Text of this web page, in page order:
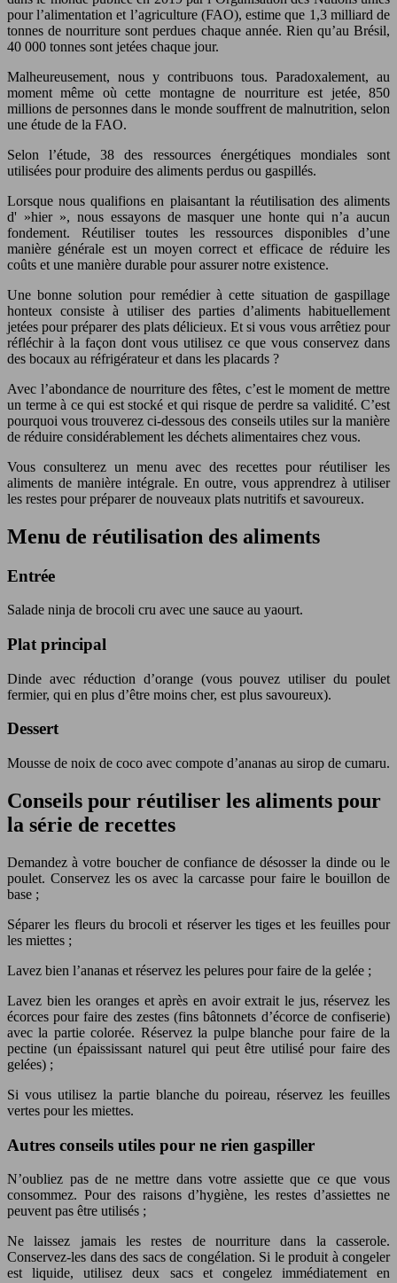
pour l’alimentation et l’agriculture (FAO), estime que 1,3 milliard de
tonnes de nourriture sont perdues chaque année. Rien qu’au Brésil,
40 000 tonnes sont jetées chaque jour.
Malheureusement, nous y contribuons tous. Paradoxalement, au
moment même où cette montagne de nourriture est jetée, 850
millions de personnes dans le monde souffrent de malnutrition, selon
une étude de la FAO.
Selon l’étude, 38 des ressources énergétiques mondiales sont
utilisées pour produire des aliments perdus ou gaspillés.
Lorsque nous qualifions en plaisantant la réutilisation des aliments
d' »hier », nous essayons de masquer une honte qui n’a aucun
fondement. Réutiliser toutes les ressources disponibles d’une
manière générale est un moyen correct et efficace de réduire les
coûts et une manière durable pour assurer notre existence.
Une bonne solution pour remédier à cette situation de gaspillage
honteux consiste à utiliser des parties d’aliments habituellement
jetées pour préparer des plats délicieux. Et si vous vous arrêtiez pour
réfléchir à la façon dont vous utilisez ce que vous conservez dans
des bocaux au réfrigérateur et dans les placards ?
Avec l’abondance de nourriture des fêtes, c’est le moment de mettre
un terme à ce qui est stocké et qui risque de perdre sa validité. C’est
pourquoi vous trouverez ci-dessous des conseils utiles sur la manière
de réduire considérablement les déchets alimentaires chez vous.
Vous consulterez un menu avec des recettes pour réutiliser les
aliments de manière intégrale. En outre, vous apprendrez à utiliser
les restes pour préparer de nouveaux plats nutritifs et savoureux.
Menu de réutilisation des aliments
Entrée
Salade ninja de brocoli cru avec une sauce au yaourt.
Plat principal
Dinde avec réduction d’orange (vous pouvez utiliser du poulet
fermier, qui en plus d’être moins cher, est plus savoureux).
Dessert
Mousse de noix de coco avec compote d’ananas au sirop de cumaru.
Conseils pour réutiliser les aliments pour
la série de recettes
Demandez à votre boucher de confiance de désosser la dinde ou le
poulet. Conservez les os avec la carcasse pour faire le bouillon de
base ;
Séparer les fleurs du brocoli et réserver les tiges et les feuilles pour
les miettes ;
Lavez bien l’ananas et réservez les pelures pour faire de la gelée ;
Lavez bien les oranges et après en avoir extrait le jus, réservez les
écorces pour faire des zestes (fins bâtonnets d’écorce de confiserie)
avec la partie colorée. Réservez la pulpe blanche pour faire de la
pectine (un épaississant naturel qui peut être utilisé pour faire des
gelées) ;
Si vous utilisez la partie blanche du poireau, réservez les feuilles
vertes pour les miettes.
Autres conseils utiles pour ne rien gaspiller
N’oubliez pas de ne mettre dans votre assiette que ce que vous
consommez. Pour des raisons d’hygiène, les restes d’assiettes ne
peuvent pas être utilisés ;
Ne laissez jamais les restes de nourriture dans la casserole.
Conservez-les dans des sacs de congélation. Si le produit à congeler
est liquide, utilisez deux sacs et congelez immédiatement en